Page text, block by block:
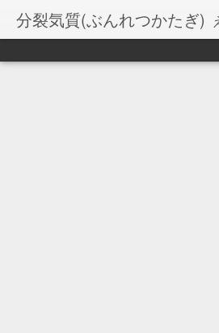
分裂気質(ぶんれつかたぎ)